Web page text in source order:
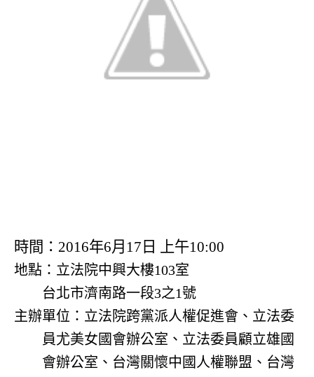
時間： 2016年6月 17 日 上午10:00
地點：立法院中興大樓103室
台北市濟南路一段3之1號
主辦單位：立法院跨黨派人權促進會、立法委
員尤美女國會辦公室、立法委員顧立雄國
會辦公室、台灣關懷中國人權聯盟 、台灣